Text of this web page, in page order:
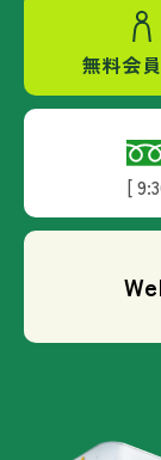
無料会
[